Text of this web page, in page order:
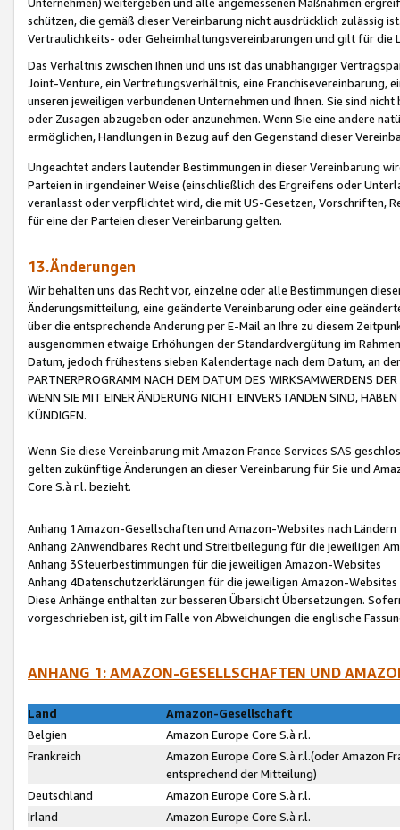
Unternehmen) weitergeben und alle angemessenen Maßnahmen
schützen, die gemäß dieser Vereinbarung nicht ausdrücklich zulässig
Vertraulichkeits- oder Geheimhaltungsvereinbarungen und gilt für die
Das Verhältnis zwischen Ihnen und uns ist das unabhängiger
Joint-Venture, ein Vertretungsverhältnis, eine Franchisevereinbarung,
unseren jeweiligen verbundenen Unternehmen und Ihnen. Sie sind
oder Zusagen abzugeben oder anzunehmen. Wenn Sie eine andere
ermöglichen, Handlungen in Bezug auf den Gegenstand dieser
Ungeachtet anders lautender Bestimmungen in dieser Vereinbarung
Parteien in irgendeiner Weise (einschließlich des Ergreifens oder
veranlasst oder verpflichtet wird, die mit US-Gesetzen, Vorschriften,
für eine der Parteien dieser Vereinbarung gelten.
13.Änderungen
Wir behalten uns das Recht vor, einzelne oder alle Bestimmungen
Änderungsmitteilung, eine geänderte Vereinbarung oder eine
über die entsprechende Änderung per E-Mail an Ihre zu diesem
ausgenommen etwaige Erhöhungen der Standardvergütung im
Datum, jedoch frühestens sieben Kalendertage nach dem Datum, an
PARTNERPROGRAMM NACH DEM DATUM DES WIRKSAMWERDENS
WENN SIE MIT EINER ÄNDERUNG NICHT EINVERSTANDEN SIND,
KÜNDIGEN.
Wenn Sie diese Vereinbarung mit Amazon France Services SAS
gelten zukünftige Änderungen an dieser Vereinbarung für Sie und
Core S.à r.l. bezieht.
Anhang 1Amazon-Gesellschaften und Amazon-Websites nach Ländern
Anhang 2Anwendbares Recht und Streitbeilegung für die jeweiligen
Anhang 3Steuerbestimmungen für die jeweiligen Amazon-Websites
Anhang 4Datenschutzerklärungen für die jeweiligen Amazon-Websites
Diese Anhänge enthalten zur besseren Übersicht Übersetzungen.
vorgeschrieben ist, gilt im Falle von Abweichungen die englische
ANHANG 1: AMAZON-GESELLSCHAFTEN UND
Land
Amazon-Gesellschaft
Belgien
Amazon Europe Core S.à r.l.
Frankreich
Amazon Europe Core S.à r.l.(oder Amazon
entsprechend der Mitteilung)
Deutschland
Amazon Europe Core S.à r.l.
Irland
Amazon Europe Core S.à r.l.